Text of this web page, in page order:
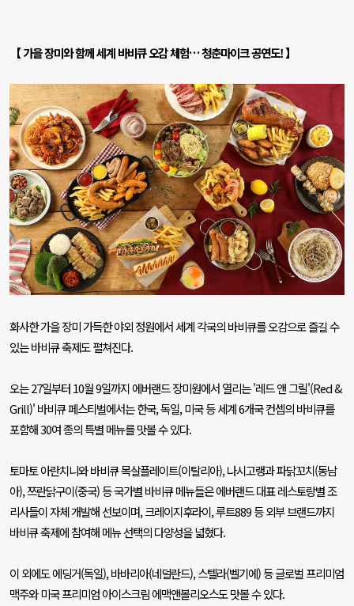
【 가을 장미와 함께 세계 바비큐 오감 체험…청춘마이크 공연도!】
화사한 가을 장미 가득한 야외 정원에서 세계 각국의 바비큐를 오감으로 즐길 수
있는 바비큐 축제도 펼쳐진다.
오는27일부터10월9일까지 에버랜드 장미원에서 열리는'레드 앤 그릴'(Red &
Grill)'바비큐 페스티벌에서는 한국,독일,미국 등 세계6개국 컨셉의 바비큐를
포함해30여 종의 특별 메뉴를 맛볼 수 있다.
토마토 아란치니와 바비큐 목살플레이트(이탈리아),나시고랭과 파닭꼬치(동남
아),쯔란닭구이(중국)등 국가별 바비큐 메뉴들은 에버랜드 대표 레스토랑별 조
리사들이 자체 개발해 선보이며,크레이지후라이,루트889등 외부 브랜드까지
바비큐 축제에 참여해 메뉴 선택의 다양성을 넓혔다.
이 외에도 에딩거(독일),바바리아(네덜란드),스텔라(벨기에)등 글로벌 프리미엄
맥주와 미국 프리미엄 아이스크림 에맥앤볼리오스도 맛볼 수 있다.